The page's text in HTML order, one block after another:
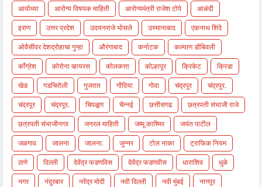
आयोध्या
आरोग्य विषयक माहिती आरोग्यमंत्री राजेश टोपे
आळंदी
इराण
उत्तर प्रदेश उदयनराजे भोसले उस्मानाबाद
एकनाथ शिंदे
ओवैसींवर देशद्रोहाचा गुन्हा
औरंगाबाद कर्नाटक
कल्याण डोंबिवली
काँग्रेश
कोरोना व्हायरस कोलकत्ता कोल्हापूर क्रिकेट
क्रिडा
खेड
गडचिरोली गुजरात गोंदिया गोवा चंद्रपुर
चंद्रपुर.
चंद्रपूर
चंद्रपूर. चिपळूण चैन्नई छत्तीसगढ
छत्रपती संभाजी राजे
छत्रपती संभाजीनगर
जनरल माहिती जम्मू काश्मिर
जयंत पाटील
जळगाव
जालना जालना. जुन्नर टोल नाका
ट्राफिक नियम
ठाणे
दिल्ली देवेंद्र फडणविस देवेंद्र फडणवीस धाराशिव
धुळे
नगर
नंदुरबार नरेंद्र मोदी नवी दिल्ली नवी मुंबई
नागपूर